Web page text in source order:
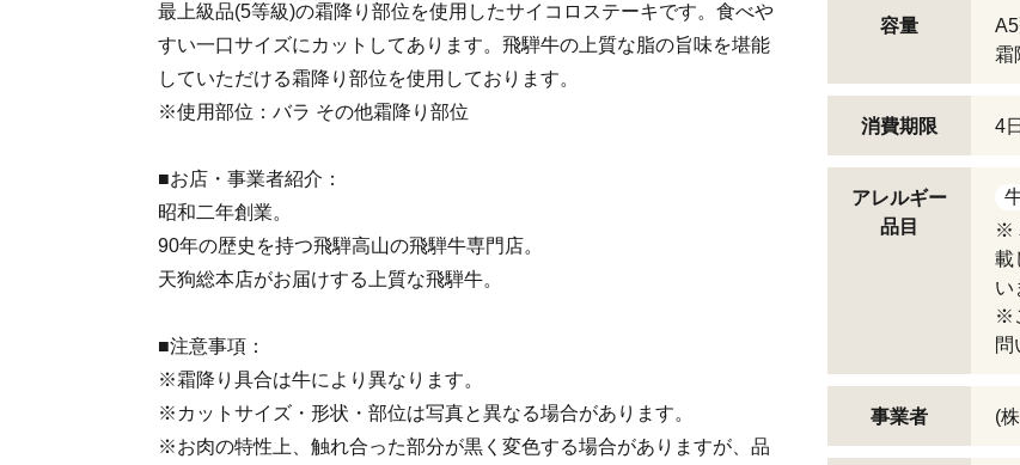
最上級品(5等級)の霜降り部位を使用したサイコロステーキです。食べや
すい一口サイズにカットしてあります。飛騨牛の上質な脂の旨味を堪能
していただける霜降り部位を使用しております。
※使用部位：バラ その他霜降り部位
■お店・事業者紹介：
昭和二年創業。
90年の歴史を持つ飛騨高山の飛騨牛専門店。
天狗総本店がお届けする上質な飛騨牛。
■注意事項：
※霜降り具合は牛により異なります。
※カットサイズ・形状・部位は写真と異なる場合があります。
※お肉の特性上、触れ合った部分が黒く変色する場合がありますが、品
容量
霜
消費期限 4日
アレルギー
品目
※
載
い
※
問
事業者 (